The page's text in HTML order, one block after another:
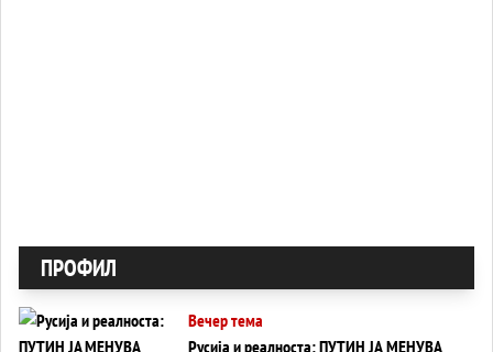
ПРОФИЛ
Вечер тема
Русија и реалноста: ПУТИН ЈА МЕНУВА